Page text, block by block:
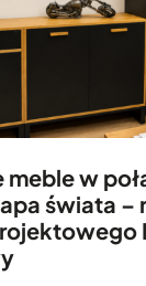
meble w
świata –